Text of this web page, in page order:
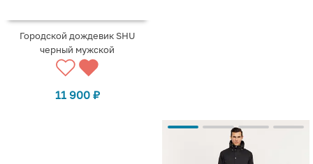
Городской дождевик SHU
черный мужской
11 900 ₽